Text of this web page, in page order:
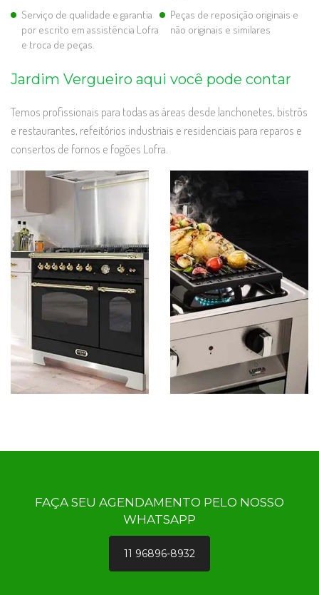
Serviço de qualidade e garantia
por escrito em assistência Lofra
e troca de peças.
Peças de reposição originais e
não originais e similares
Jardim Vergueiro aqui você pode contar
Temos profissionais para todas as áreas desde lanchonetes, bistrôs
e restaurantes, refeitórios industriais e residenciais para reparos e
consertos de fornos e fogões Lofra.
FAÇA SEU AGENDAMENTO PELO NOSSO
WHATSAPP
11 96896-8932